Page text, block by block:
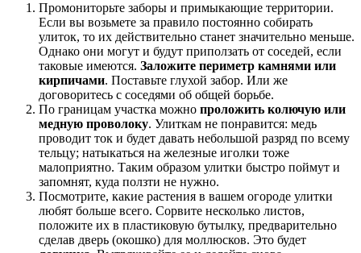
Промониторьте заборы и примыкающие территории.
Если вы возьмете за правило постоянно собирать
улиток, то их действительно станет значительно меньше.
Однако они могут и будут приползать от соседей, если
таковые имеются. Заложите периметр камнями или
кирпичами. Поставьте глухой забор. Или же
договоритесь с соседями об общей борьбе.
По границам участка можно проложить колючую или
медную проволоку. Улиткам не понравится: медь
проводит ток и будет давать небольшой разряд по всему
тельцу; натыкаться на железные иголки тоже
малоприятно. Таким образом улитки быстро поймут и
запомнят, куда ползти не нужно.
Посмотрите, какие растения в вашем огороде улитки
любят больше всего. Сорвите несколько листов,
положите их в пластиковую бутылку, предварительно
сделав дверь (окошко) для моллюсков. Это будет